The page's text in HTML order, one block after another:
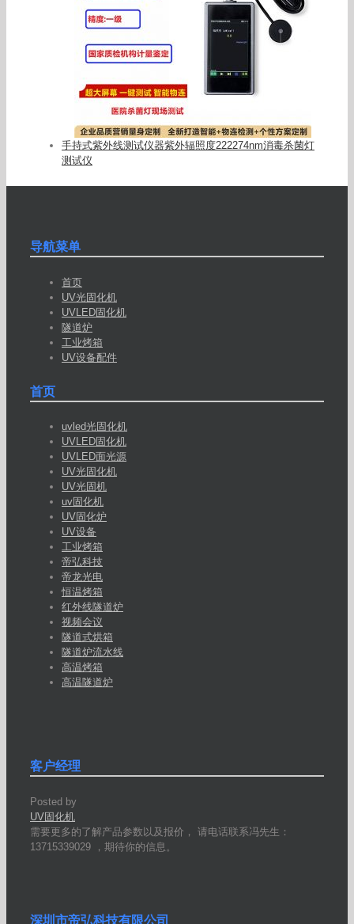
手持式紫外线测试仪器紫外辐照度222274nm消毒杀菌灯
测试仪
导航菜单
首页
UV光固化机
UVLED固化机
隧道炉
工业烤箱
UV设备配件
首页
uvled光固化机
UVLED固化机
UVLED面光源
UV光固化机
UV光固机
uv固化机
UV固化炉
UV设备
工业烤箱
帝弘科技
帝龙光电
恒温烤箱
红外线隧道炉
视频会议
隧道式烘箱
隧道炉流水线
高温烤箱
高温隧道炉
客户经理
Posted by
UV固化机
需要更多的了解产品参数以及报价， 请电话联系冯先生：
13715339029 ，期待你的信息。
深圳市帝弘科技有限公司